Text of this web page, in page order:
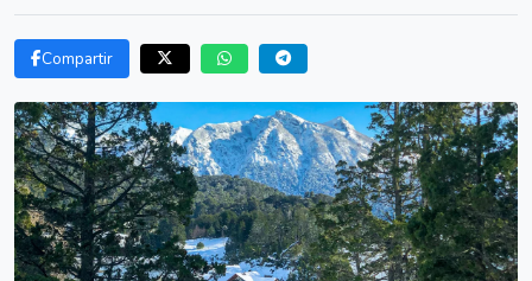
Compartir